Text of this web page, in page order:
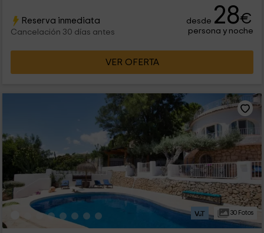
Reserva inmediata
Cancelación 30 días antes
desde 28€
persona y noche
VER OFERTA
30 Fotos